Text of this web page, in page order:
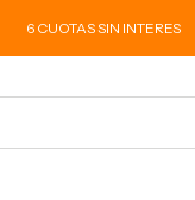
6 CUOTAS SIN INTERES